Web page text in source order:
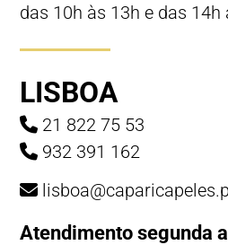
das 10h às 13h e das 14h
LISBOA
21 822 75 53
932 391 162
Atendimento segunda